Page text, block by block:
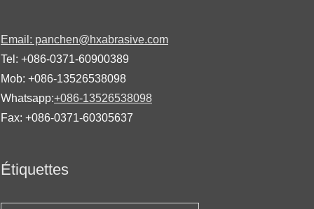
Search
Email: panchen@hxabrasive.com
Tel: +086-0371-60900389
Mob: +086-13526538098
Whatsapp:+086-13526538098
Fax: +086-0371-60305637
Étiquettes